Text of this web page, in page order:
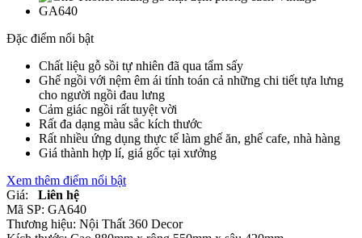
Đặc điểm nổi bật
Chất liệu gỗ sồi tự nhiên đã qua tẩm sấy
Ghế ngồi với nệm êm ái tính toán cả những chi tiết tựa lưng
cho người ngồi đau lưng
Cảm giác ngồi rất tuyệt vời
Rất đa dạng màu sắc kích thước
Rất nhiều ứng dụng thực tế làm ghế ăn, ghế cafe, nhà hàng
Giá thành hợp lí, giá gốc tại xưởng
Xem thêm điểm nổi bật
Giá:
Liên hệ
Mã SP: GA640
Thương hiệu: Nội Thất 360 Decor